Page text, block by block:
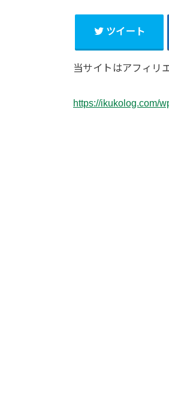
ツイート
当サイトはアフィリ
https://ikukolog.com/